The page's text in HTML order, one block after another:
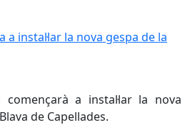
a instal·lar la nova gespa de la
a instal·lar la nova gespa de la
a instal·lar la nova
de Capellades.